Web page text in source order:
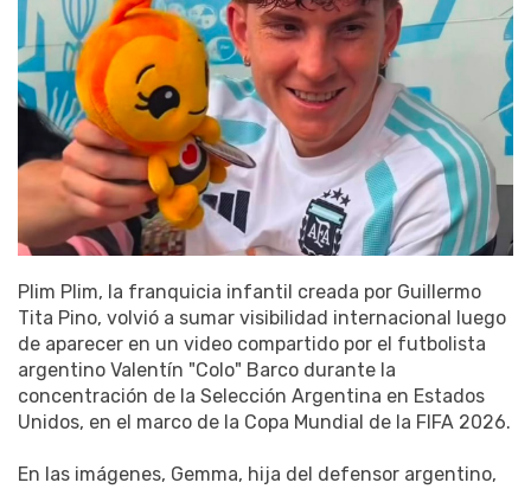
Plim Plim, la franquicia infantil creada por Guillermo
Tita Pino, volvió a sumar visibilidad internacional luego
de aparecer en un video compartido por el futbolista
argentino Valentín "Colo" Barco durante la
concentración de la Selección Argentina en Estados
Unidos, en el marco de la Copa Mundial de la FIFA 2026.
En las imágenes, Gemma, hija del defensor argentino,